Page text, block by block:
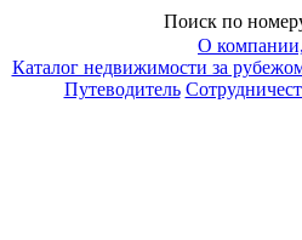
Поиск по
О компании,
Каталог недвижимости за
Путеводитель